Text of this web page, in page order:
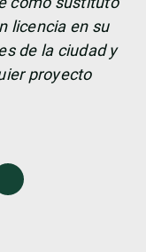
licencia en su
de la ciudad y
proyecto